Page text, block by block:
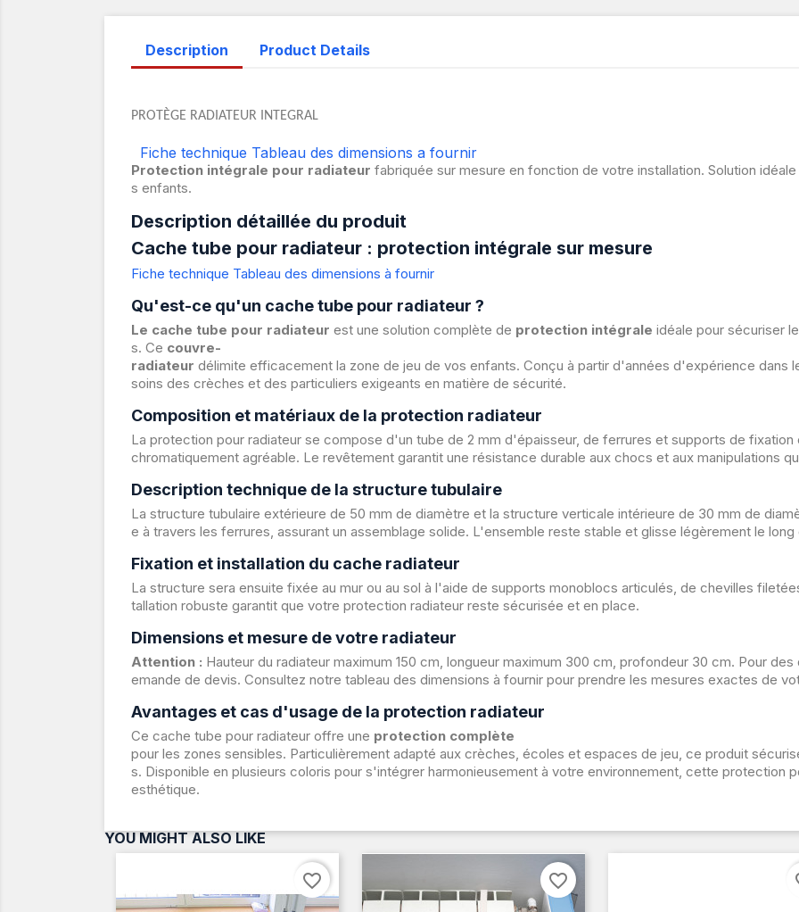
Description Product Details
PROTÈGE RADIATEUR INTEGRAL
Fiche technique Tableau des dimensions a fournir
Protection intégrale pour radiateur fabriquée sur mesure en fonction de votre installation. Solution
s enfants.
Description détaillée du produit
Cache tube pour radiateur : protection intégrale sur mesure
Fiche technique Tableau des dimensions à fournir
Qu'est-ce qu'un cache tube pour radiateur ?
Le cache tube pour radiateur est une solution complète de protection intégrale idéale pour sécuriser
s. Ce couvre-
radiateur délimite efficacement la zone de jeu de vos enfants. Conçu à partir d'années d'expérience dans
soins des crèches et des particuliers exigeants en matière de sécurité.
Composition et matériaux de la protection radiateur
La protection pour radiateur se compose d'un tube de 2 mm d'épaisseur, de ferrures et supports de
chromatiquement agréable. Le revêtement garantit une résistance durable aux chocs et aux manipulations
Description technique de la structure tubulaire
La structure tubulaire extérieure de 50 mm de diamètre et la structure verticale intérieure de 30 mm de
e à travers les ferrures, assurant un assemblage solide. L'ensemble reste stable et glisse légèrement le
Fixation et installation du cache radiateur
La structure sera ensuite fixée au mur ou au sol à l'aide de supports monoblocs articulés, de chevilles
tallation robuste garantit que votre protection radiateur reste sécurisée et en place.
Dimensions et mesure de votre radiateur
Attention : Hauteur du radiateur maximum 150 cm, longueur maximum 300 cm, profondeur 30 cm. Pour
emande de devis. Consultez notre tableau des dimensions à fournir pour prendre les mesures exactes de
Avantages et cas d'usage de la protection radiateur
Ce cache tube pour radiateur offre une protection complète
pour les zones sensibles. Particulièrement adapté aux crèches, écoles et espaces de jeu, ce produit
s. Disponible en plusieurs coloris pour s'intégrer harmonieusement à votre environnement, cette protection
esthétique.
YOU MIGHT ALSO LIKE
favorite_border favorite_border